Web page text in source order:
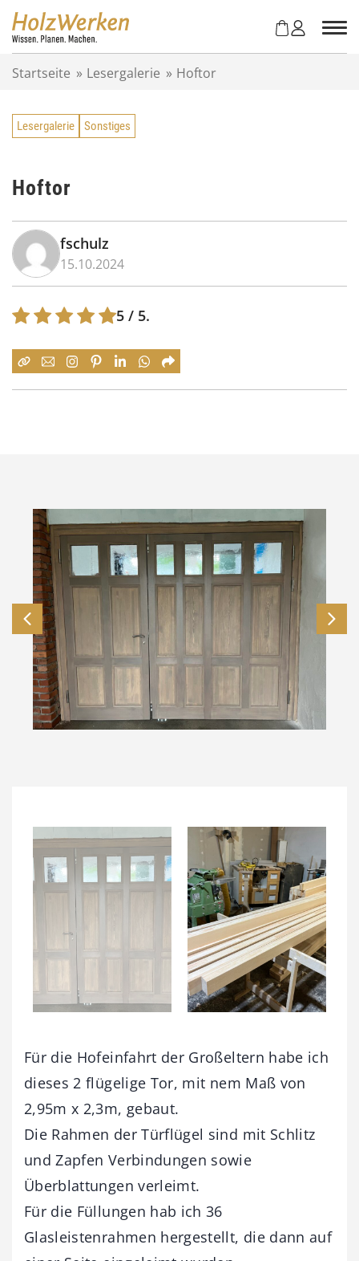
Startseite » Lesergalerie » Hoftor
Lesergalerie Sonstiges
Hoftor
fschulz
15.10.2024
5 / 5.
Für die Hofeinfahrt der Großeltern habe ich
dieses 2 flügelige Tor, mit nem Maß von
2,95m x 2,3m, gebaut.
Die Rahmen der Türflügel sind mit Schlitz
und Zapfen Verbindungen sowie
Überblattungen verleimt.
Für die Füllungen hab ich 36
Glasleistenrahmen hergestellt, die dann auf